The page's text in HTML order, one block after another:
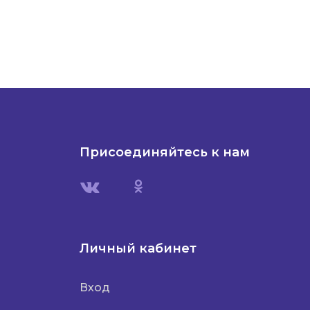
Присоединяйтесь к нам
Личный кабинет
Вход